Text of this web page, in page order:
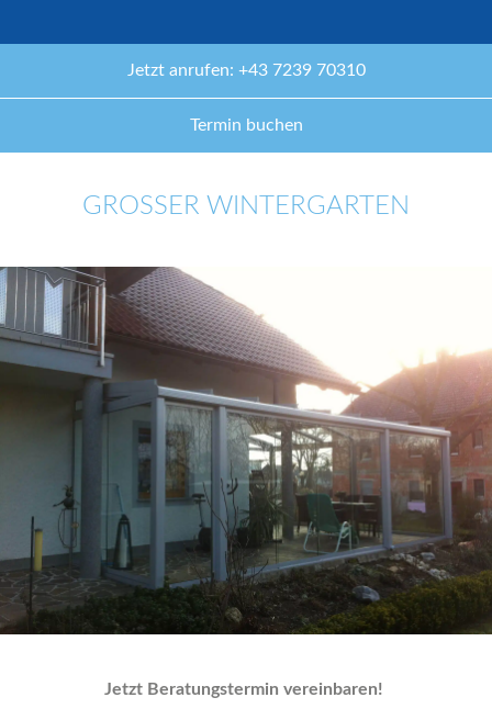
Jetzt anrufen: +43 7239 70310
Termin buchen
GROSSER WINTERGARTEN
Jetzt Beratungstermin vereinbaren!